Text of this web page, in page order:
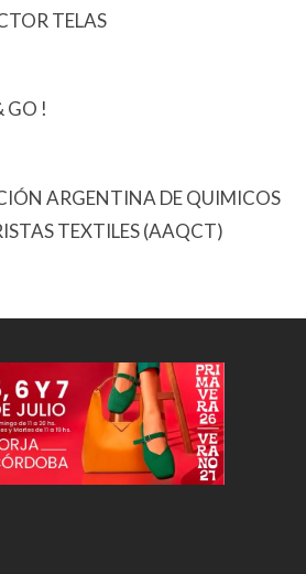
TELAS
GO !
ARGENTINA DE QUIMICOS
TEXTILES (AAQCT)